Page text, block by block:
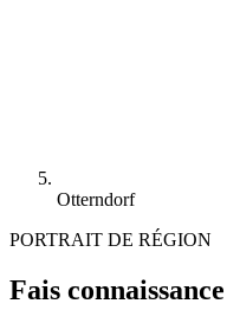
Otterndorf
PORTRAIT DE RÉGION
Fais